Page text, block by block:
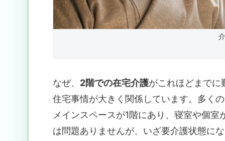
なぜ、 2階での在宅介護がこれほどまでに
住宅事情が大きく関係しています。多く
メインスペースが1階にあり、寝室や個
は問題ありませんが、いざ要介護状態に